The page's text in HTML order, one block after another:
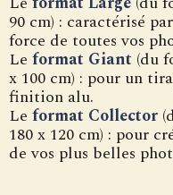
90 cm) : caractérisé
force de toutes vos
Le format Giant (du
x 100 cm) : pour un
finition alu.
Le format Collector
180 x 120 cm) : pour
de vos plus belles